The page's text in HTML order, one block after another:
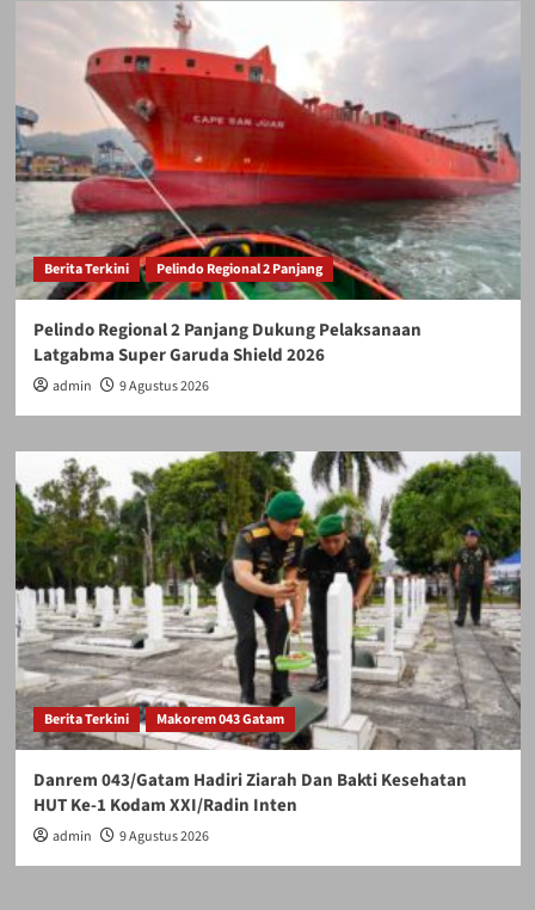
Berita Terkini Pelindo Regional 2 Panjang
Pelindo Regional 2 Panjang Dukung Pelaksanaan
Latgabma Super Garuda Shield 2026
admin 9 Agustus 2026
Berita Terkini Makorem 043 Gatam
Danrem 043/Gatam Hadiri Ziarah Dan Bakti Kesehatan
HUT Ke-1 Kodam XXI/Radin Inten
admin 9 Agustus 2026